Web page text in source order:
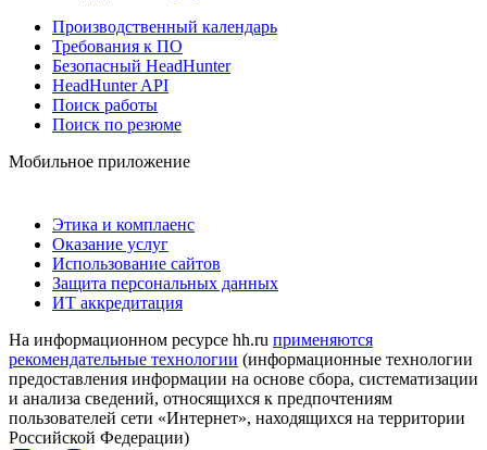
Производственный календарь
Требования к ПО
Безопасный HeadHunter
HeadHunter API
Поиск работы
Поиск по резюме
Мобильное приложение
Этика и комплаенс
Оказание услуг
Использование сайтов
Защита персональных данных
ИТ аккредитация
На информационном ресурсе hh.ru применяются
рекомендательные технологии (информационные технологии
предоставления информации на основе сбора, систематизации
и анализа сведений, относящихся к предпочтениям
пользователей сети «Интернет», находящихся на территории
Российской Федерации)